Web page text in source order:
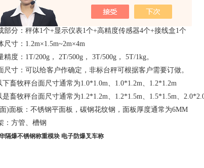
：方管、槽
数：
部分：秤体1个+显示仪表1个+高精度传感器4个+接线盒1个
尺寸：1.2m×1.5m~2m×4m
度：1T/200g， 2T/500g， 3T/500g， 5T/1kg。
寸：可以给客户作确定，非标台秤可根据客户需要订做。
畜牧秤台面尺寸通常为1.0*1.0m、1.0*1.2m、1.2*1.2m
畜牧秤台面尺寸通常为1.2*1.2m、1.2*1.5m、1.5*1.5m、
)面板：不锈钢平面板，碳钢花纹钢，面板厚度通常为6MM
：方管、槽钢
隔爆不锈钢称重模块 电子防爆叉车称